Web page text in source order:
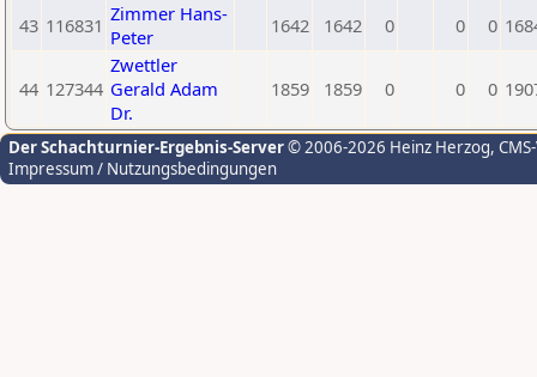
43 116831 Zimmer Hans-
Peter
1642 1642 0 0 0
44 127344
Zwettler
Gerald Adam
Dr.
1859 1859 0 0 0
Der Schachturnier-Ergebnis-Server© 2006-2026 Heinz Herzog,
Impressum / Nutzungsbedingungen